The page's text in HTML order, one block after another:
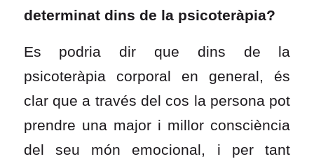
determinat dins de la psicoteràpia?
Es podria dir que dins de la
psicoteràpia corporal en general, és
clar que a través del cos la persona pot
prendre una major i millor consciència
del seu món emocional, i per tant